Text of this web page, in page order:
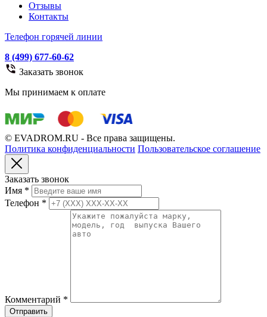
Отзывы
Контакты
Телефон горячей линии
8 (499) 677-60-62
Заказать звонок
Мы принимаем к оплате
© EVADROM.RU - Все права защищены.
Политика конфиденциальности Пользовательское соглашение
Заказать звонок
Имя *
Телефон *
Комментарий *
Отправить